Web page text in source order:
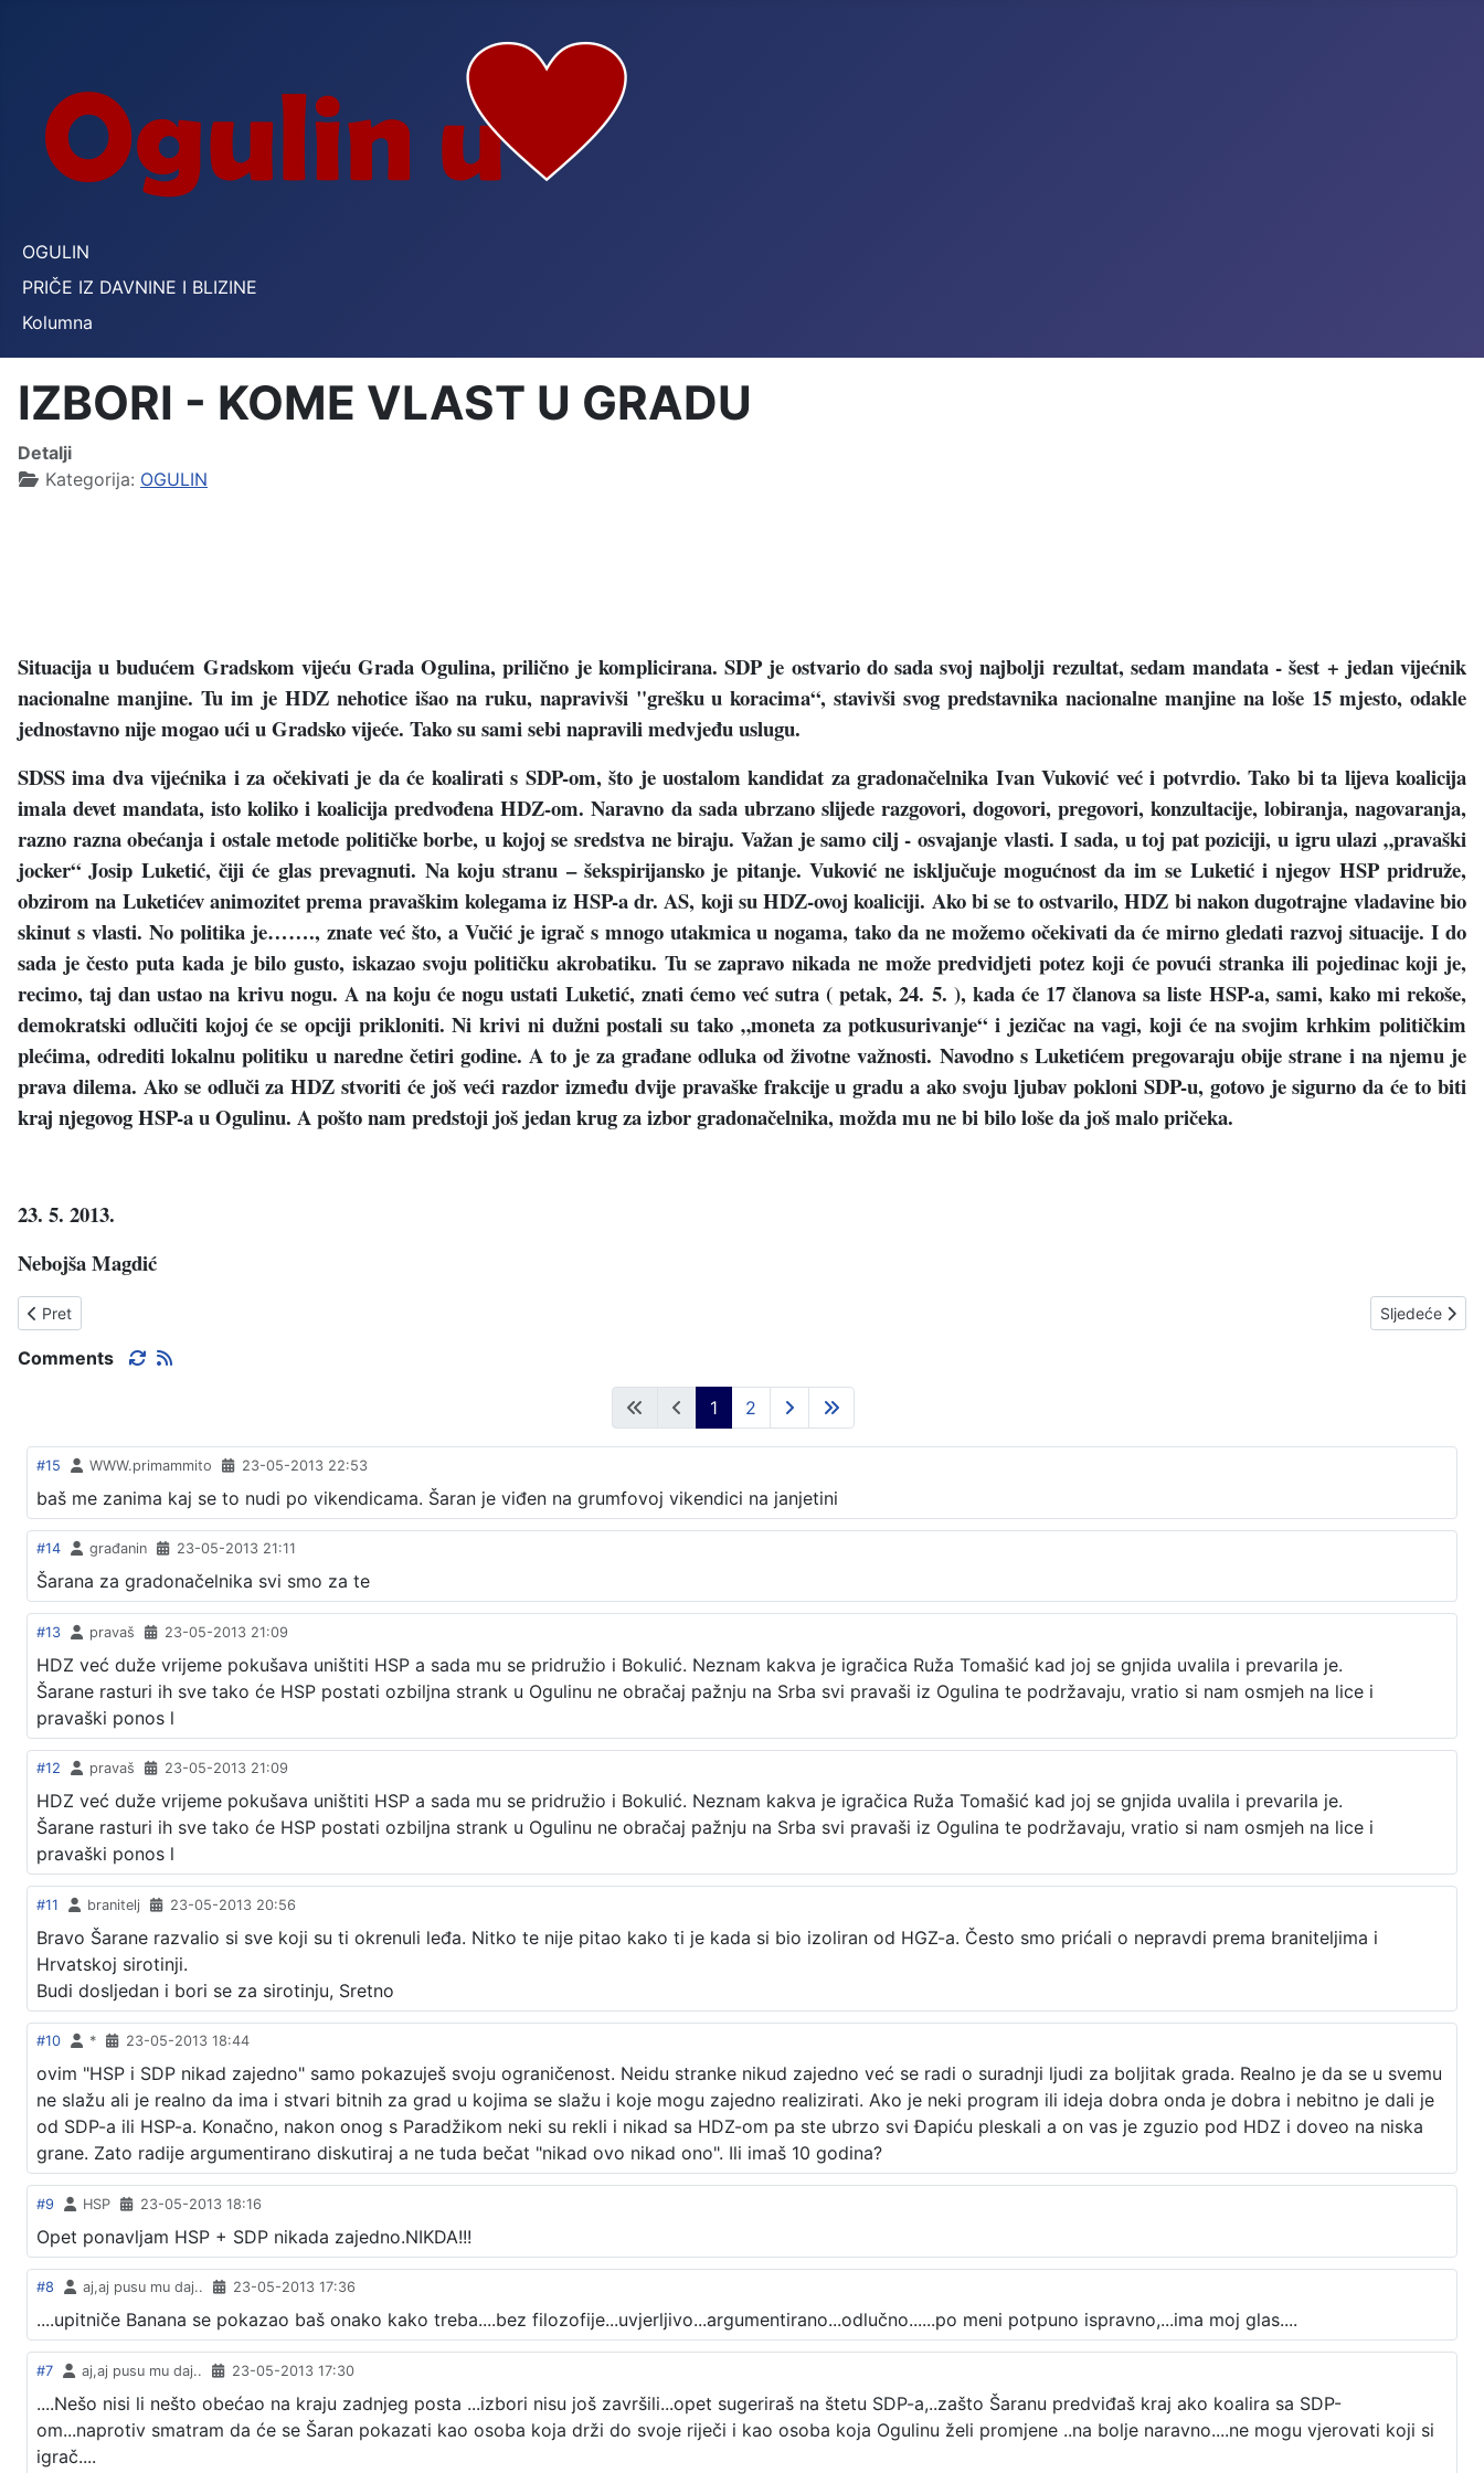
OGULIN
PRIČE IZ DAVNINE I BLIZINE
Kolumna
IZBORI - KOME VLAST U GRADU
Detalji
Kategorija: OGULIN
Situacija u budućem Gradskom vijeću Grada Ogulina, prilično je komplicirana. SDP je ostvario do sada svoj najbolji rezultat, sedam mandata - šest + jedan vijećnik
nacionalne manjine. Tu im je HDZ nehotice išao na ruku, napravivši "grešku u koracima“, stavivši svog predstavnika nacionalne manjine na loše 15 mjesto, odakle
jednostavno nije mogao ući u Gradsko vijeće. Tako su sami sebi napravili medvjeđu uslugu.
SDSS ima dva vijećnika i za očekivati je da će koalirati s SDP-om, što je uostalom kandidat za gradonačelnika Ivan Vuković već i potvrdio. Tako bi ta lijeva koalicija
imala devet mandata, isto koliko i koalicija predvođena HDZ-om. Naravno da sada ubrzano slijede razgovori, dogovori, pregovori, konzultacije, lobiranja, nagovaranja,
razno razna obećanja i ostale metode političke borbe, u kojoj se sredstva ne biraju. Važan je samo cilj - osvajanje vlasti. I sada, u toj pat poziciji, u igru ulazi „pravaški
jocker“ Josip Luketić, čiji će glas prevagnuti. Na koju stranu – šekspirijansko je pitanje. Vuković ne isključuje mogućnost da im se Luketić i njegov HSP pridruže,
obzirom na Luketićev animozitet prema pravaškim kolegama iz HSP-a dr. AS, koji su HDZ-ovoj koaliciji. Ako bi se to ostvarilo, HDZ bi nakon dugotrajne vladavine bio
skinut s vlasti. No politika je……., znate već što, a Vučić je igrač s mnogo utakmica u nogama, tako da ne možemo očekivati da će mirno gledati razvoj situacije. I do
sada je često puta kada je bilo gusto, iskazao svoju političku akrobatiku. Tu se zapravo nikada ne može predvidjeti potez koji će povući stranka ili pojedinac koji je,
recimo, taj dan ustao na krivu nogu. A na koju će nogu ustati Luketić, znati ćemo već sutra ( petak, 24. 5. ), kada će 17 članova sa liste HSP-a, sami, kako mi rekoše,
demokratski odlučiti kojoj će se opciji prikloniti. Ni krivi ni dužni postali su tako „moneta za potkusurivanje“ i jezičac na vagi, koji će na svojim krhkim političkim
plećima, odrediti lokalnu politiku u naredne četiri godine. A to je za građane odluka od životne važnosti. Navodno s Luketićem pregovaraju obije strane i na njemu je
prava dilema. Ako se odluči za HDZ stvoriti će još veći razdor između dvije pravaške frakcije u gradu a ako svoju ljubav pokloni SDP-u, gotovo je sigurno da će to biti
kraj njegovog HSP-a u Ogulinu. A pošto nam predstoji još jedan krug za izbor gradonačelnika, možda mu ne bi bilo loše da još malo pričeka.
23. 5. 2013.
Nebojša Magdić
Prethodni članak: TKO ĆE NA VLAST
Pret Sljedeći
Sljedeće
Comments
1 2
#15 WWW.primammito 23-05-2013 22:53
baš me zanima kaj se to nudi po vikendicama. Šaran je viđen na grumfovoj vikendici na janjetini
#14 građanin 23-05-2013 21:11
Šarana za gradonačelnika svi smo za te
#13 pravaš 23-05-2013 21:09
HDZ već duže vrijeme pokušava uništiti HSP a sada mu se pridružio i Bokulić. Neznam kakva je igračica Ruža Tomašić kad joj se gnjida uvalila i prevarila je.
Šarane rasturi ih sve tako će HSP postati ozbiljna strank u Ogulinu ne obračaj pažnju na Srba svi pravaši iz Ogulina te podržavaju, vratio si nam osmjeh na lice i
pravaški ponos l
#12 pravaš 23-05-2013 21:09
HDZ već duže vrijeme pokušava uništiti HSP a sada mu se pridružio i Bokulić. Neznam kakva je igračica Ruža Tomašić kad joj se gnjida uvalila i prevarila je.
Šarane rasturi ih sve tako će HSP postati ozbiljna strank u Ogulinu ne obračaj pažnju na Srba svi pravaši iz Ogulina te podržavaju, vratio si nam osmjeh na lice i
pravaški ponos l
#11 branitelj 23-05-2013 20:56
Bravo Šarane razvalio si sve koji su ti okrenuli leđa. Nitko te nije pitao kako ti je kada si bio izoliran od HGZ-a. Često smo prićali o nepravdi prema braniteljima i
Hrvatskoj sirotinji.
Budi dosljedan i bori se za sirotinju, Sretno
#10 * 23-05-2013 18:44
ovim "HSP i SDP nikad zajedno" samo pokazuješ svoju ograničenost. Neidu stranke nikud zajedno već se radi o suradnji ljudi za boljitak grada. Realno je da se u svemu
ne slažu ali je realno da ima i stvari bitnih za grad u kojima se slažu i koje mogu zajedno realizirati. Ako je neki program ili ideja dobra onda je dobra i nebitno je dali je
od SDP-a ili HSP-a. Konačno, nakon onog s Paradžikom neki su rekli i nikad sa HDZ-om pa ste ubrzo svi Đapiću pleskali a on vas je zguzio pod HDZ i doveo na niska
grane. Zato radije argumentirano diskutiraj a ne tuda bečat "nikad ovo nikad ono". Ili imaš 10 godina?
#9 HSP 23-05-2013 18:16
Opet ponavljam HSP + SDP nikada zajedno.NIKDA!!!
#8 aj,aj pusu mu daj.. 23-05-2013 17:36
....upitniče Banana se pokazao baš onako kako treba....bez filozofije...uvjerljivo...argumentirano...odlučno......po meni potpuno ispravno,...ima moj glas....
#7 aj,aj pusu mu daj.. 23-05-2013 17:30
....Nešo nisi li nešto obećao na kraju zadnjeg posta ...izbori nisu još završili...opet sugeriraš na štetu SDP-a,..zašto Šaranu predviđaš kraj ako koalira sa SDP-
om...naprotiv smatram da će se Šaran pokazati kao osoba koja drži do svoje riječi i kao osoba koja Ogulinu želi promjene ..na bolje naravno....ne mogu vjerovati koji si
igrač....